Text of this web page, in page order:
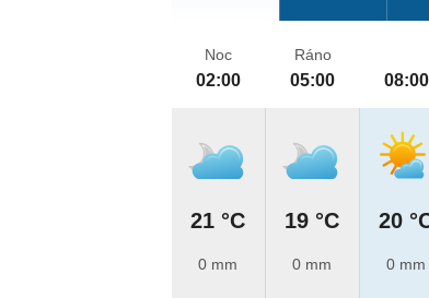
Noc
02:00
21 °C
0 mm
Ráno
05:00
19 °C
0 mm
08:00
20
0 mm